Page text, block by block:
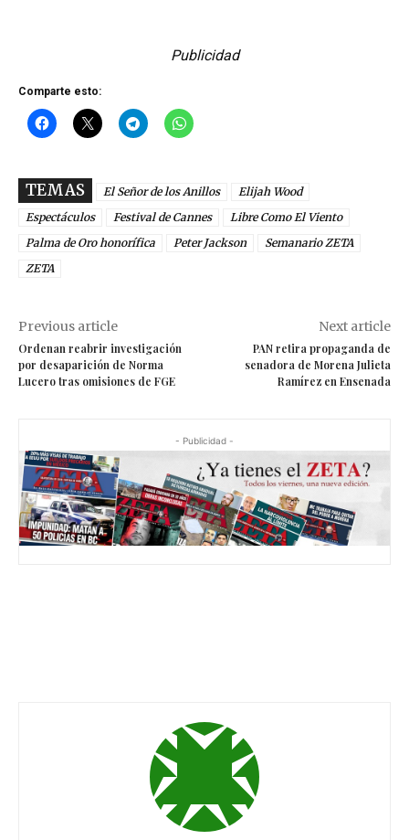
Publicidad
Comparte esto:
TEMAS El Señor de los Anillos
Elijah Wood
Espectáculos
Festival de Cannes
Libre Como El Viento
Palma de Oro honorífica
Peter Jackson
Semanario ZETA
ZETA
Previous article
Ordenan reabrir investigación
por desaparición de Norma
Lucero tras omisiones de FGE
Next article
PAN retira propaganda de
senadora de Morena Julieta
Ramírez en Ensenada
- Publicidad -